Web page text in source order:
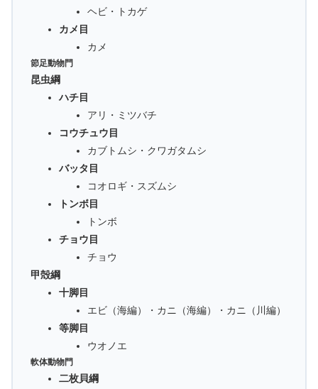
ヘビ・トカゲ
カメ目
カメ
節足動物門
昆虫綱
ハチ目
アリ・ミツバチ
コウチュウ目
カブトムシ・クワガタムシ
バッタ目
コオロギ・スズムシ
トンボ目
トンボ
チョウ目
チョウ
甲殻綱
十脚目
エビ（海編）・カニ（海編）・カニ（川編）
等脚目
ウオノエ
軟体動物門
二枚貝綱